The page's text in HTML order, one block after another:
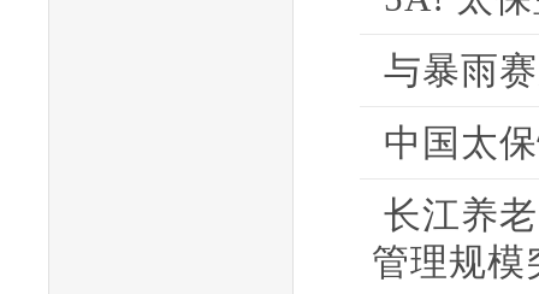
与暴雨
中国太
长江养
管理规模